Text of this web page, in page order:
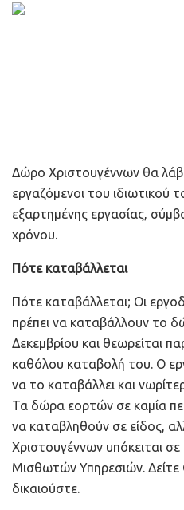
Δώρο Χριστουγέννων θα
εργαζόμενοι του ιδιωτικού
εξαρτημένης εργασίας,
χρόνου.
Πότε καταβάλλεται
Πότε καταβάλλεται; Οι
πρέπει να καταβάλλουν το
Δεκεμβρίου και θεωρείται
καθόλου καταβολή του. Ο
να το καταβάλλει και
Τα δώρα εορτών σε καμία
να καταβληθούν σε είδος,
Χριστουγέννων υπόκειται
Μισθωτών Υπηρεσιών.
δικαιούστε.